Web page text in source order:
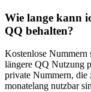
Wie lange kann
QQ behalten?
Kostenlose Nummern
längere QQ Nutzung
private Nummern, die
monatelang nutzbar